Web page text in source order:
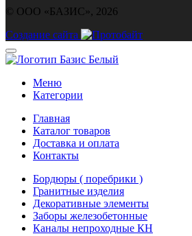
© ООО «БАЗИС», 2026
Создание сайта
Меню
Категории
Главная
Каталог товаров
Доставка и оплата
Контакты
Бордюры ( поребрики )
Гранитные изделия
Декоративные элементы
Заборы железобетонные
Каналы непроходные КН